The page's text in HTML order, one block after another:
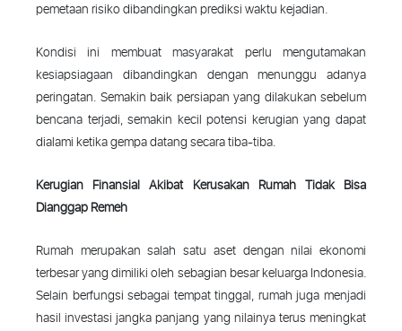
pemetaan risiko dibandingkan prediksi waktu kejadian.
Kondisi ini membuat masyarakat perlu mengutamakan
kesiapsiagaan dibandingkan dengan menunggu adanya
peringatan. Semakin baik persiapan yang dilakukan sebelum
bencana terjadi, semakin kecil potensi kerugian yang dapat
dialami ketika gempa datang secara tiba-tiba.
Kerugian Finansial Akibat Kerusakan Rumah Tidak Bisa
Dianggap Remeh
Rumah merupakan salah satu aset dengan nilai ekonomi
terbesar yang dimiliki oleh sebagian besar keluarga Indonesia.
Selain berfungsi sebagai tempat tinggal, rumah juga menjadi
hasil investasi jangka panjang yang nilainya terus meningkat